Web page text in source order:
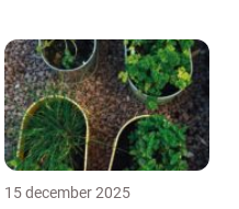
den här artikeln...
15 december 2025